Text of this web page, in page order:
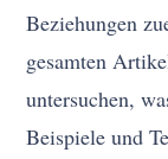
Beziehungen
gesamten
untersuchen,
Beispiele und